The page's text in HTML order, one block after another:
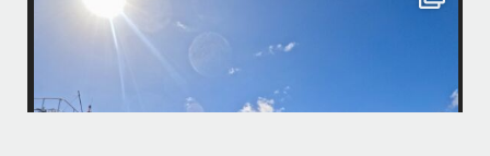
たくさんのご利用本当にありがとうございました
BBQにジェットスキー、バナナボート、SUP、パラセーリングなどな
ど…勇海号を拠点に色々お楽しみ頂きましたよ〜
海も荒れずにいい天気の中開催できたので何よりです
また来年もリピートして頂けたら嬉しいです